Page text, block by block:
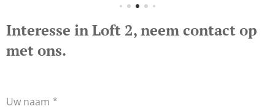
Interesse in Loft 2, neem contact op
met ons.
Uw naam